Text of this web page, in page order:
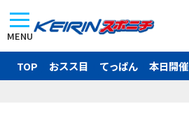
MENU
TOP おスス目 てっぱん 本日開催